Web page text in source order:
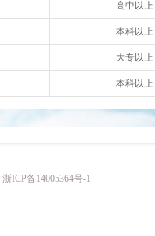
高中以上
本科以上
大专以上
本科以上
浙ICP备14005364号-1